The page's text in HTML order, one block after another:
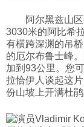
阿尔黑兹山
3030米的阿比希
有横跨深渊的吊
的厄尔布鲁士峰
加到93公里。您
拉恰伊人谈起这
份山坡上开满杜鹃